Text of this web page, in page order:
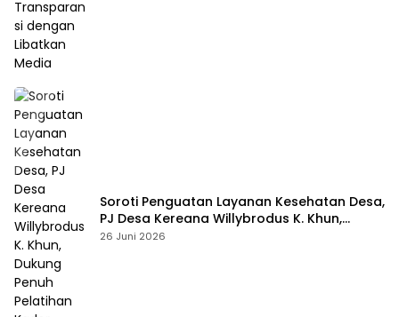
Soroti Penguatan Layanan Kesehatan Desa,
PJ Desa Kereana Willybrodus K. Khun,
Dukung Penuh Pelatihan Kader Posyandu
26 Juni 2026